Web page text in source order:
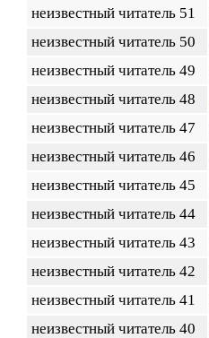
неизвестный читатель 51
неизвестный читатель 50
неизвестный читатель 49
неизвестный читатель 48
неизвестный читатель 47
неизвестный читатель 46
неизвестный читатель 45
неизвестный читатель 44
неизвестный читатель 43
неизвестный читатель 42
неизвестный читатель 41
неизвестный читатель 40